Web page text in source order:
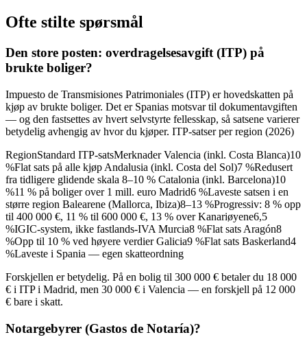
Ofte stilte spørsmål
Den store posten: overdragelsesavgift (ITP) på
brukte boliger?
Impuesto de Transmisiones Patrimoniales (ITP) er hovedskatten på
kjøp av brukte boliger. Det er Spanias motsvar til dokumentavgiften
— og den fastsettes av hvert selvstyrte fellesskap, så satsene varierer
betydelig avhengig av hvor du kjøper. ITP-satser per region (2026)
RegionStandard ITP-satsMerknader Valencia (inkl. Costa Blanca)10
%Flat sats på alle kjøp Andalusia (inkl. Costa del Sol)7 %Redusert
fra tidligere glidende skala 8–10 % Catalonia (inkl. Barcelona)10
%11 % på boliger over 1 mill. euro Madrid6 %Laveste satsen i en
større region Balearene (Mallorca, Ibiza)8–13 %Progressiv: 8 % opp
til 400 000 €, 11 % til 600 000 €, 13 % over Kanariøyene6,5
%IGIC-system, ikke fastlands-IVA Murcia8 %Flat sats Aragón8
%Opp til 10 % ved høyere verdier Galicia9 %Flat sats Baskerland4
%Laveste i Spania — egen skatteordning
Forskjellen er betydelig. På en bolig til 300 000 € betaler du 18 000
€ i ITP i Madrid, men 30 000 € i Valencia — en forskjell på 12 000
€ bare i skatt.
Notargebyrer (Gastos de Notaría)?